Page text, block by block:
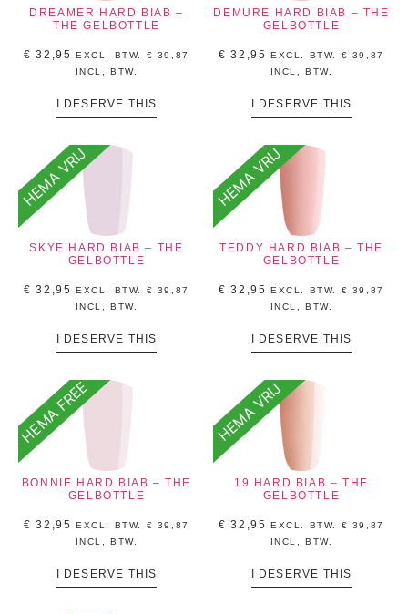
DREAMER HARD BIAB –
THE GELBOTTLE
€ 32,95 EXCL. BTW. € 39,87
INCL, BTW.
I DESERVE THIS
DEMURE HARD BIAB – THE
GELBOTTLE
€ 32,95 EXCL. BTW. € 39,87
INCL, BTW.
I DESERVE THIS
HEMA VRIJ
SKYE HARD BIAB – THE
GELBOTTLE
€ 32,95 EXCL. BTW. € 39,87
INCL, BTW.
I DESERVE THIS
HEMA VRIJ
TEDDY HARD BIAB – THE
GELBOTTLE
€ 32,95 EXCL. BTW. € 39,87
INCL, BTW.
I DESERVE THIS
HEMA FREE
BONNIE HARD BIAB – THE
GELBOTTLE
€ 32,95 EXCL. BTW. € 39,87
INCL, BTW.
I DESERVE THIS
HEMA VRIJ
19 HARD BIAB – THE
GELBOTTLE
€ 32,95 EXCL. BTW. € 39,87
INCL, BTW.
I DESERVE THIS